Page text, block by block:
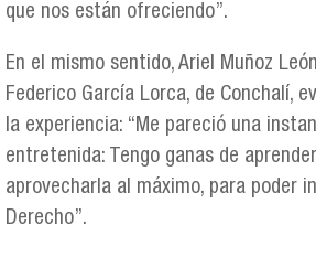
que nos están ofreciendo”.
En el mismo sentido, Ariel Muñoz
Federico García Lorca, de Conchalí,
la experiencia: “Me pareció una
entretenida: Tengo ganas de
aprovecharla al máximo, para poder
Derecho”.